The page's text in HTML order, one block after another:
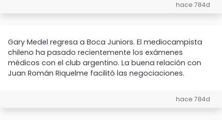
hace 784d
Gary Medel regresa a Boca Juniors. El mediocampista
chileno ha pasado recientemente los exámenes
médicos con el club argentino. La buena relación con
Juan Román Riquelme facilitó las negociaciones.
hace 784d